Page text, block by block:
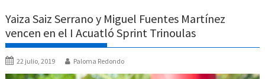
Yaiza Saiz Serrano y Miguel Fuentes Martínez
vencen en el I Acuatló Sprint Trinoulas
22 julio, 2019 Paloma Redondo